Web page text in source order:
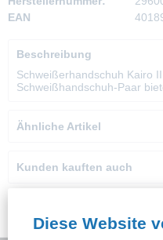
EAN
Beschreibung
Schweißerhandschuh Kairo
Schweißhandschuh-Paar
Ähnliche Artikel
Kunden kauften auch
Diese Website